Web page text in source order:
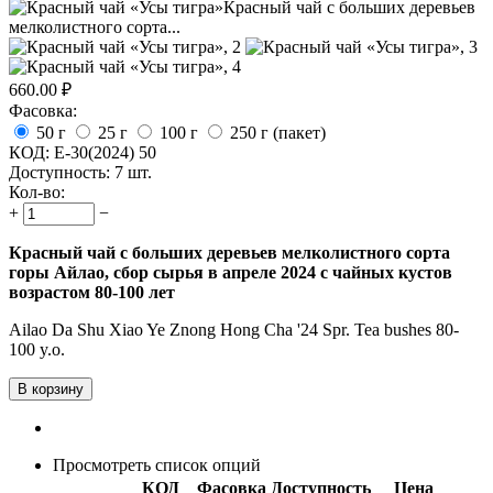
660.00 ₽
Фасовка:
50 г
25 г 100 г
250 г (пакет)
КОД: E-30(2024) 50
Доступность: 7 шт.
Кол-во:
+
−
Красный чай с больших деревьев мелколистного сорта
горы Айлао, сбор сырья в апреле 2024 с чайных кустов
возрастом 80-100 лет
Ailao Da Shu Xiao Ye Znong Hong Cha '24 Spr. Tea bushes 80-
100 y.o.
В корзину
Просмотреть список опций
КОД
Фасовка Доступность Цена